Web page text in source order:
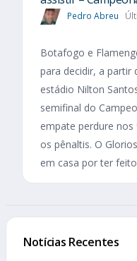
Pedro Abreu
Botafogo e
para decidir, a partir
estádio Nilton
semifinal do
empate perdure
os pênaltis. O
em casa por ter
Notícias Recentes